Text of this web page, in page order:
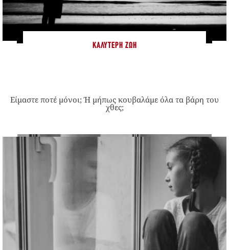
ΚΑΛΎΤΕΡΗ ΖΩΉ
Είμαστε ποτέ μόνοι; Ή μήπως κουβαλάμε όλα τα βάρη του
χθες;